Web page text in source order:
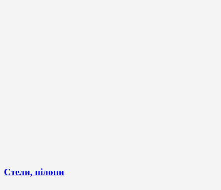
Стели, пілони